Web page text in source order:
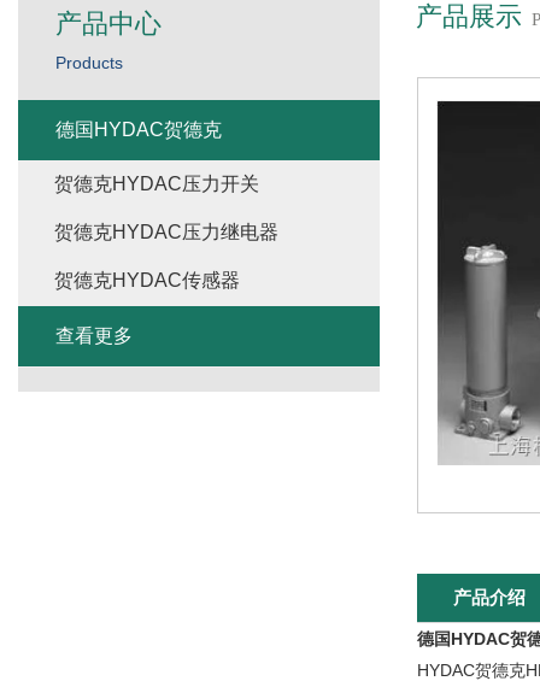
产品展示
产品介绍
德国HYDAC贺
HYDAC贺德克
产品中心
Products
德国HYDAC贺德克
贺德克HYDAC压力开关
贺德克HYDAC压力继电器
贺德克HYDAC传感器
查看更多